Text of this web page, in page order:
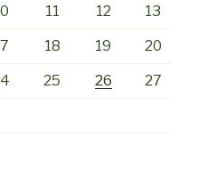
11 12 13
18 19 20
25 26 27